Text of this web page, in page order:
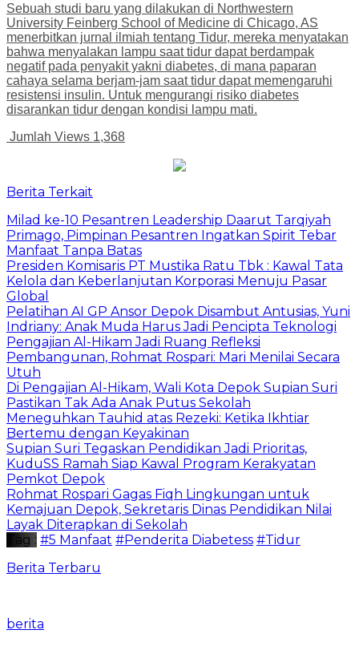
Sebuah studi baru yang dilakukan di Northwestern
University Feinberg School of Medicine di Chicago, AS
menerbitkan jurnal ilmiah tentang Tidur, mereka menyatakan
bahwa menyalakan lampu saat tidur dapat berdampak
negatif pada penyakit yakni diabetes, di mana paparan
cahaya selama berjam-jam saat tidur dapat memengaruhi
resistensi insulin. Untuk mengurangi risiko diabetes
disarankan tidur dengan kondisi lampu mati.
Jumlah Views 1,368
Berita Terkait
Milad ke-10 Pesantren Leadership Daarut Tarqiyah
Primago, Pimpinan Pesantren Ingatkan Spirit Tebar
Manfaat Tanpa Batas
Presiden Komisaris PT Mustika Ratu Tbk : Kawal Tata
Kelola dan Keberlanjutan Korporasi Menuju Pasar
Global
Pelatihan AI GP Ansor Depok Disambut Antusias, Yuni
Indriany: Anak Muda Harus Jadi Pencipta Teknologi
Pengajian Al-Hikam Jadi Ruang Refleksi
Pembangunan, Rohmat Rospari: Mari Menilai Secara
Utuh
Di Pengajian Al-Hikam, Wali Kota Depok Supian Suri
Pastikan Tak Ada Anak Putus Sekolah
Meneguhkan Tauhid atas Rezeki: Ketika Ikhtiar
Bertemu dengan Keyakinan
Supian Suri Tegaskan Pendidikan Jadi Prioritas,
KuduSS Ramah Siap Kawal Program Kerakyatan
Pemkot Depok
Rohmat Rospari Gagas Fiqh Lingkungan untuk
Kemajuan Depok, Sekretaris Dinas Pendidikan Nilai
Layak Diterapkan di Sekolah
Tag : #5 Manfaat #Penderita Diabetess #Tidur
Berita Terbaru
berita